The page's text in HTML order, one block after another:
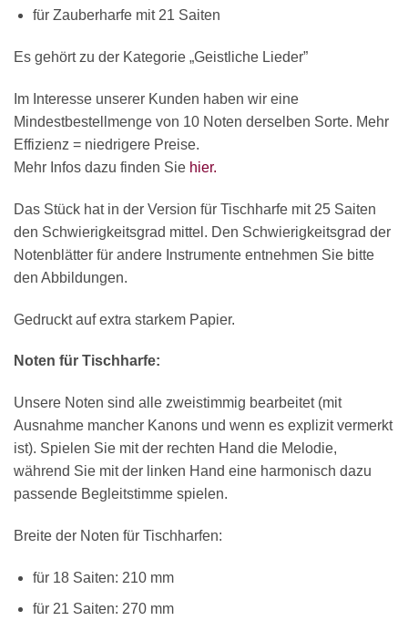
für Zauberharfe mit 21 Saiten
Es gehört zu der Kategorie „Geistliche Lieder”
Im Interesse unserer Kunden haben wir eine
Mindestbestellmenge von 10 Noten derselben Sorte. Mehr
Effizienz = niedrigere Preise.
Mehr Infos dazu finden Sie hier.
Das Stück hat in der Version für Tischharfe mit 25 Saiten
den Schwierigkeitsgrad mittel. Den Schwierigkeitsgrad der
Notenblätter für andere Instrumente entnehmen Sie bitte
den Abbildungen.
Gedruckt auf extra starkem Papier.
Noten für Tischharfe:
Unsere Noten sind alle zweistimmig bearbeitet (mit
Ausnahme mancher Kanons und wenn es explizit vermerkt
ist). Spielen Sie mit der rechten Hand die Melodie,
während Sie mit der linken Hand eine harmonisch dazu
passende Begleitstimme spielen.
Breite der Noten für Tischharfen:
für 18 Saiten: 210 mm
für 21 Saiten: 270 mm
Chat Support